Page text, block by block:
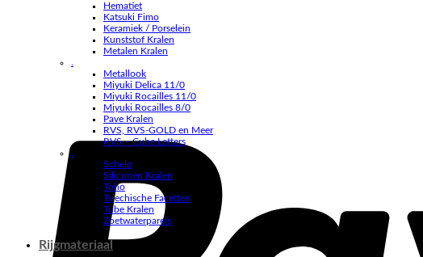
Hematiet
Katsuki Fimo
Keramiek / Porselein
Kunststof Kralen
Metalen Kralen
.
Metallook
Miyuki Delica 11/0
Miyuki Rocailles 11/0
Miyuki Rocailles 8/0
Pave Kralen
RVS, RVS-GOLD en Meer
RVS – Cube Letters
.
Schelp
Siliconen Kralen
Toho
Tsjechische Facetten
Tube Kralen
Zoetwaterparels
Rijgmateriaal